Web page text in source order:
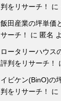
判をリサーチ！
に
飯田産業の坪単価
サーチ！
に 匿名
ロータリーハウス
評判をリサーチ！
イビケン(BinO)の
判をリサーチ！
に